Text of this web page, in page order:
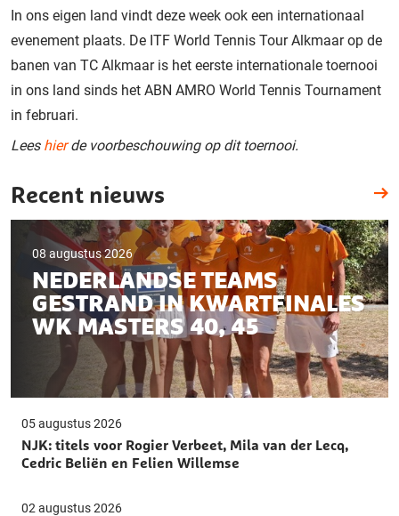
In ons eigen land vindt deze week ook een internationaal
evenement plaats. De ITF World Tennis Tour Alkmaar op de
banen van TC Alkmaar is het eerste internationale toernooi
in ons land sinds het ABN AMRO World Tennis Tournament
in februari.
Lees hierde voorbeschouwing op dit toernooi.
Recent nieuws
08 augustus 2026
NEDERLANDSE TEAMS
GESTRAND IN KWARTFINALES
WK MASTERS 40, 45
05 augustus 2026
NJK: titels voor Rogier Verbeet, Mila van der Lecq,
Cedric Beliën en Felien Willemse
02 augustus 2026